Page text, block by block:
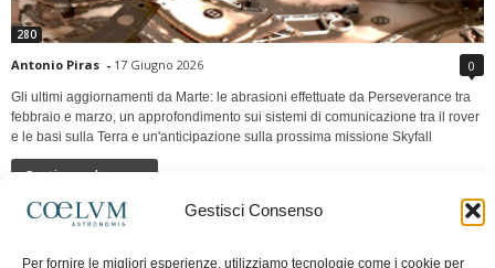
Gestisci Consenso
Per fornire le migliori esperienze, utilizziamo tecnologie come i cookie per
280
Antonio Piras - 17 Giugno 2026 0
Gli ultimi aggiornamenti da Marte: le abrasioni effettuate da Perseverance tra
febbraio e marzo, un approfondimento sui sistemi di comunicazione tra il rover
e le basi sulla Terra e un'anticipazione sulla prossima missione Skyfall
Continua a leggere